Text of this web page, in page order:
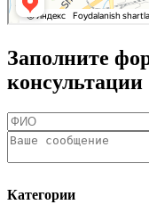
Заполните
консультации
Категории